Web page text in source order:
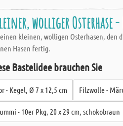
wolliger Osterhase
kleinen, wolligen Osterhasen,
Hasen fertig.
Bastelidee brauchen Sie
- Kegel, Ø 7 x 12,5 cm Filzwolle -
- 10er Pkg, 20 x 29 cm, schokobraun